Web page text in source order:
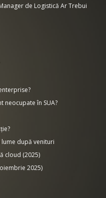
de Logistică Ar Trebui
neocupate în SUA?
după venituri
cloud (2025)
2025)